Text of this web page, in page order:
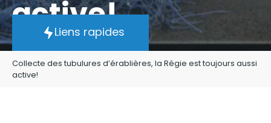
active!
Liens rapides
Collecte des tubulures d’érablières, la Régie est toujours aussi
active!